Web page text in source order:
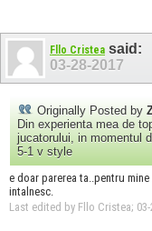
Fllo Cristea said:
03-28-2017
Originally Posted by
Din experienta mea de
jucatorului, in momentul
5-1 v style
e doar parerea ta..pentru
intalnesc.
Last edited by Fllo Cristea; 03-